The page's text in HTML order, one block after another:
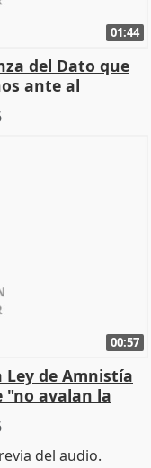
01:44
del Dato que
ante al
00:57
de Amnistía
"no avalan la